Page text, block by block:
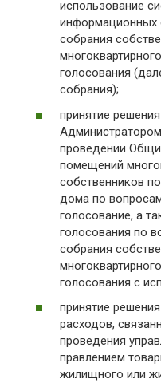
использование
информационных
собрания
голосования
собрания);
принятие
проведении
помещений
собственников
дома по
голосование, а
голосования по
собрания
голосования с
принятие
расходов,
проведения
правлением
жилищного или